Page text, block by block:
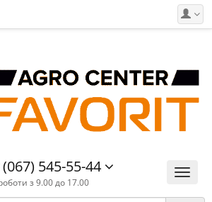
Меню
545-55-44
з 9.00 до 17.00